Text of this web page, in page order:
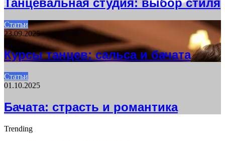
Статьи
23.09.2025
Курсы танцев: сальса и бачата
Статьи
01.10.2025
Бачата: страсть и романтика
Trending